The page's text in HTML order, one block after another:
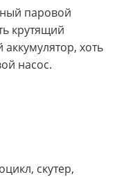
паровой
крутящий
хоть
насос.
скутер,